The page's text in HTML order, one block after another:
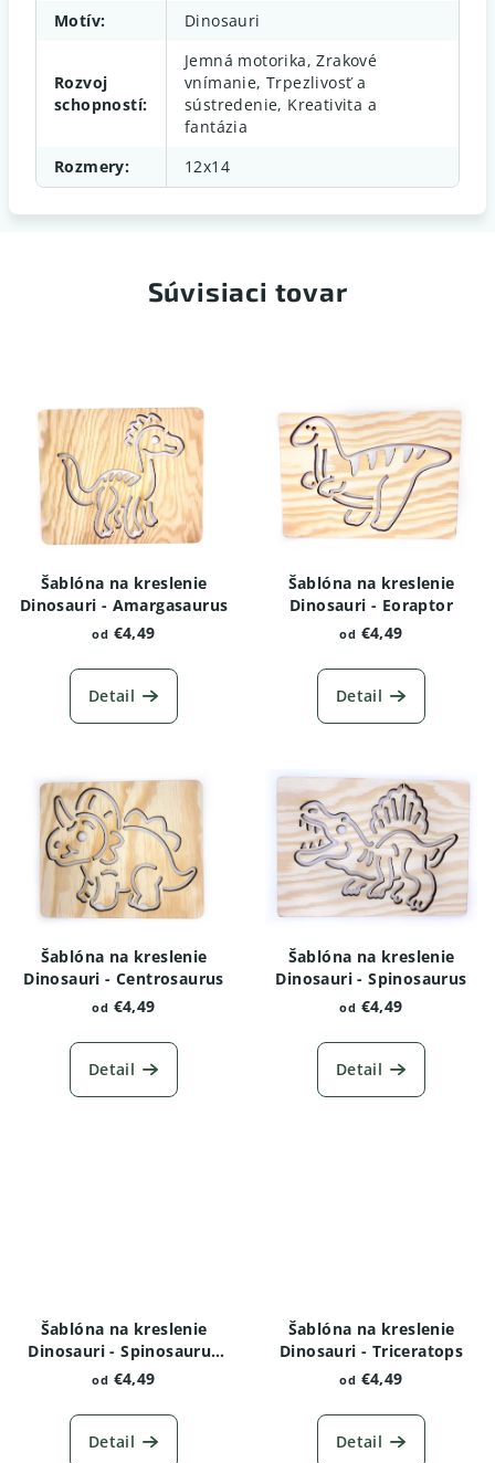
Motív: Dinosauri
Rozvoj
schopností:
Jemná motorika, Zrakové
vnímanie, Trpezlivosť a
sústredenie, Kreativita a
fantázia
Rozmery: 12x14
Súvisiaci tovar
Šablóna na kreslenie
Dinosauri - Amargasaurus
od €4,49
Detail
Šablóna na kreslenie
Dinosauri - Eoraptor
od €4,49
Detail
Šablóna na kreslenie
Dinosauri - Centrosaurus
od €4,49
Detail
Šablóna na kreslenie
Dinosauri - Spinosaurus
od €4,49
Detail
Šablóna na kreslenie
Dinosauri - Spinosaurus
varianta 2
od €4,49
Detail
Šablóna na kreslenie
Dinosauri - Triceratops
od €4,49
Detail